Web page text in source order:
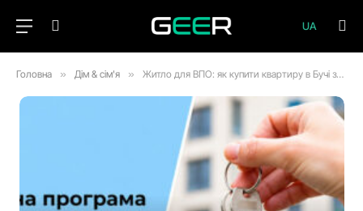
UA
Головна » Дім & сім'я » Житло для ВПО: як купити квартиру в Бучі за програмою єОселя